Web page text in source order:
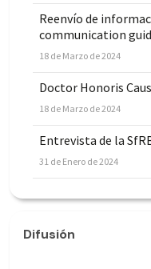
Reenvío de
communication
18 de Marzo de 2024
Doctor Honoris
18 de Marzo de 2024
Entrevista de la
31 de Enero de 2024
Difusión